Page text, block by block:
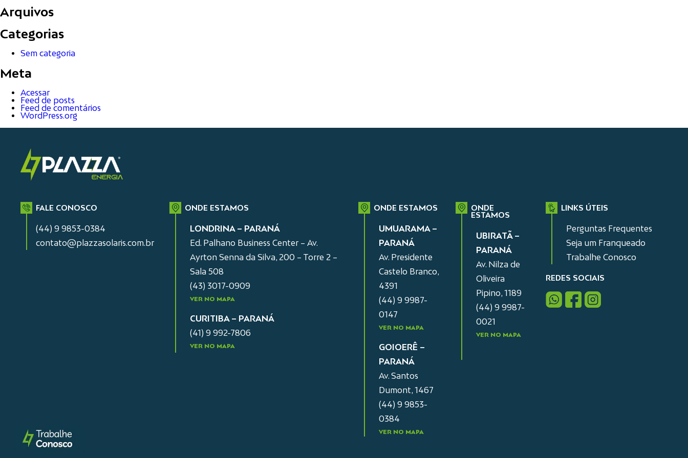
Arquivos
Categorias
Sem categoria
Meta
Acessar
Feed de posts
Feed de comentários
WordPress.org
FALE CONOSCO
(44) 9 9853-0384
contato@plazzasolaris.com.br
ONDE ESTAMOS
LONDRINA – PARANÁ
Ed. Palhano Business Center – Av.
Ayrton Senna da Silva, 200 – Torre 2 –
Sala 508
(43) 3017-0909
VER NO MAPA
CURITIBA – PARANÁ
(41) 9 992-7806
VER NO MAPA
ONDE ESTAMOS
UMUARAMA –
PARANÁ
Av. Presidente
Castelo Branco,
4391
(44) 9 9987-
0147
VER NO MAPA
GOIOERÊ –
PARANÁ
Av. Santos
Dumont, 1467
(44) 9 9853-
0384
VER NO MAPA
ONDE
ESTAMOS
UBIRATÃ –
PARANÁ
Av. Nilza de
Oliveira
Pipino, 1189
(44) 9 9987-
0021
VER NO MAPA
LINKS ÚTEIS
Perguntas Frequentes
Seja um Franqueado
Trabalhe Conosco
REDES SOCIAIS